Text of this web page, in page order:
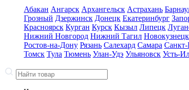
Абакан Ангарск Архангельск Астрахань
Грозный Дзержинск Донецк Екатеринбург
Красноярск Курган Курск Кызыл Липецк
Нижний Новгород Нижний Тагил Новокузнецк
Ростов-на-Дону Рязань Салехард Самара Санкт-
Томск Тула Тюмень Улан-Удэ Ульяновск Усть-